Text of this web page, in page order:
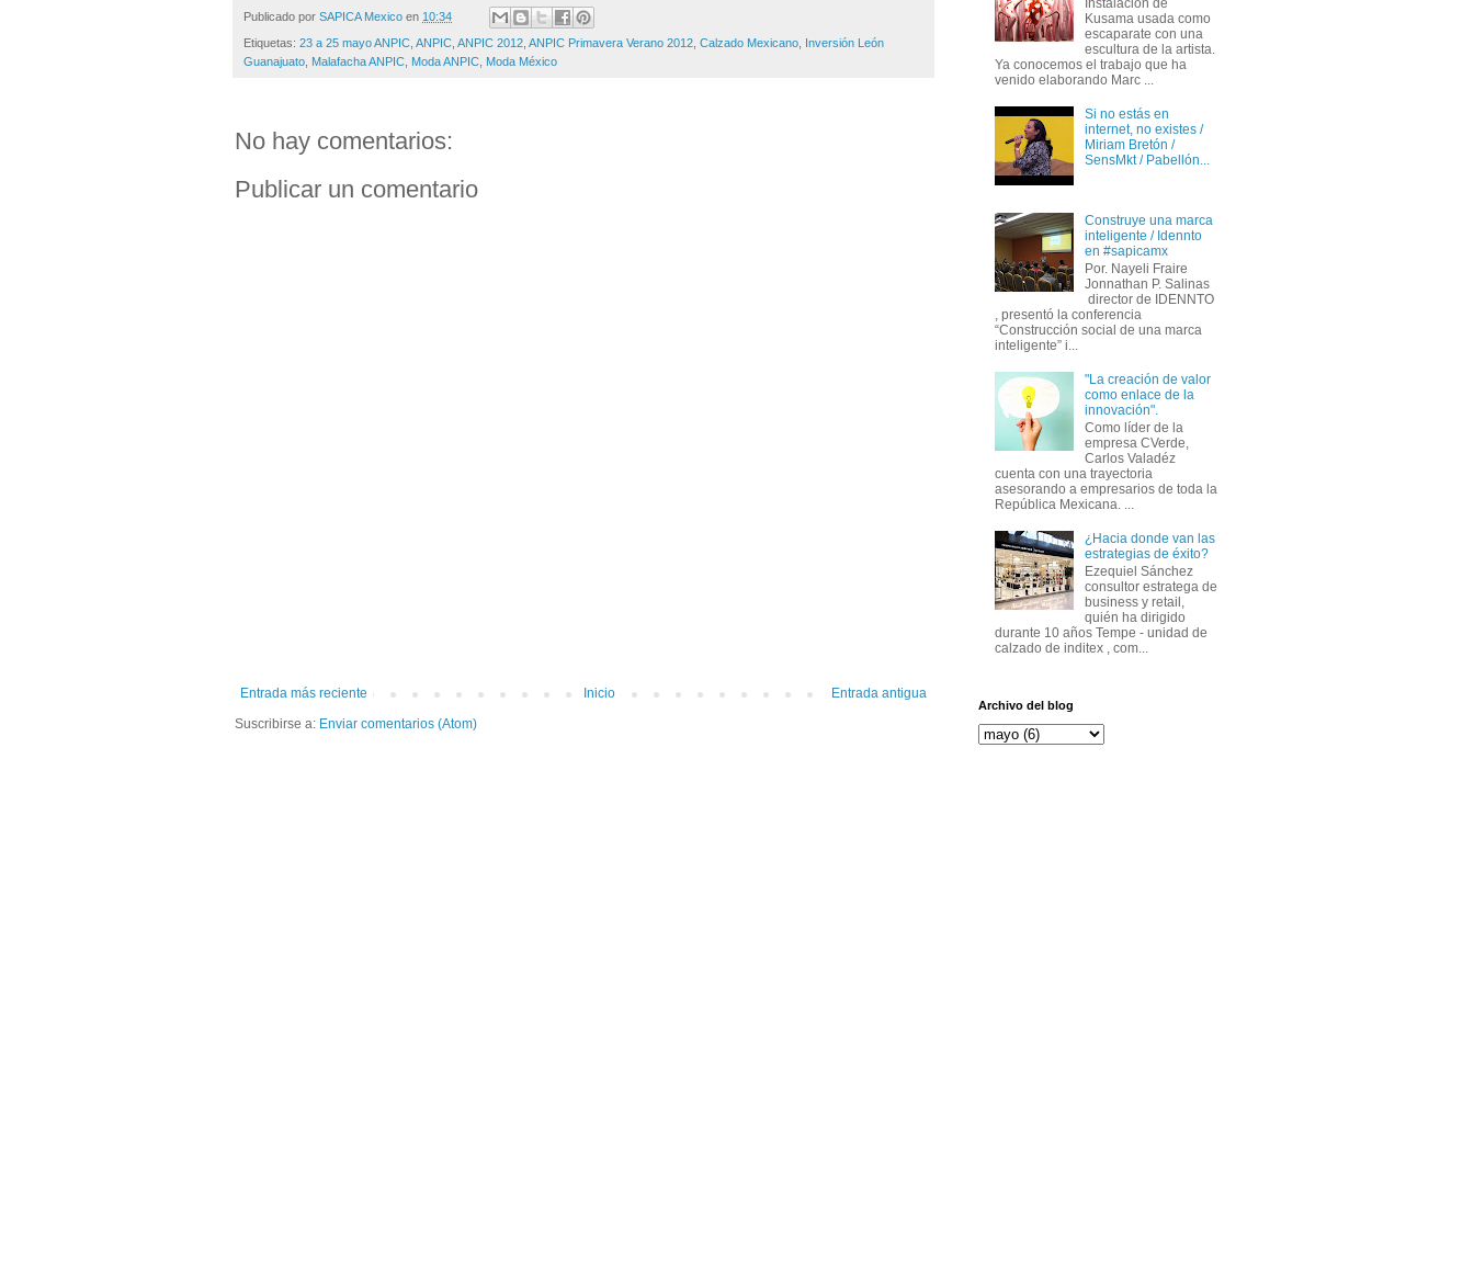
Publicado por SAPICA Mexico en 10:34
Etiquetas: 23 a 25 mayo ANPIC, ANPIC, ANPIC 2012, ANPIC Primavera Verano 2012, Calzado Mexicano, Inversión León
Guanajuato, Malafacha ANPIC, Moda ANPIC, Moda México
No hay comentarios:
Publicar un comentario
Entrada más reciente Entrada antigua
Inicio
Suscribirse a: Enviar comentarios (Atom)
Instalación de
Kusama usada como
escaparate con una
escultura de la artista.
Ya conocemos el trabajo que ha
venido elaborando Marc ...
Si no estás en
internet, no existes /
Miriam Bretón /
SensMkt / Pabellón...
Construye una marca
inteligente / Idennto
en #sapicamx
Por. Nayeli Fraire
Jonnathan P. Salinas
director de IDENNTO
, presentó la conferencia
“Construcción social de una marca
inteligente” i...
"La creación de valor
como enlace de la
innovación".
Como líder de la
empresa CVerde,
Carlos Valadéz
cuenta con una trayectoria
asesorando a empresarios de toda la
República Mexicana. ...
¿Hacia donde van las
estrategias de éxito?
Ezequiel Sánchez
consultor estratega de
business y retail,
quién ha dirigido
durante 10 años Tempe - unidad de
calzado de inditex , com...
Archivo del blog